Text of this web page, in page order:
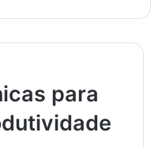
para